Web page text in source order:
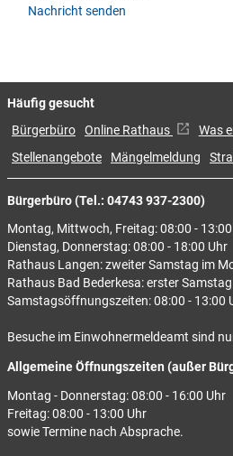
Nachricht senden
Bürgerbüro (Tel.: 04743 937-2300)
Montag, Mittwoch, Freitag: 08:00 -
Dienstag, Donnerstag: 08:00 - 18:00 Uhr
Rathaus Langen: zweiter Samstag im
Rathaus Bad Bederkesa: erster
Samstagsöffnungszeiten: 08:00 - 13:00
Besuche im Einwohnermeldeamt sind
Allgemeine Öffnungszeiten (außer
Montag - Donnerstag: 08:00 - 16:00 Uhr
Freitag: 08:00 - 13:00 Uhr
sowie Termine nach Absprache.
Häufig gesucht
Bürgerbüro Online Rathaus
Was
Stellenangebote
Mängelmeldung